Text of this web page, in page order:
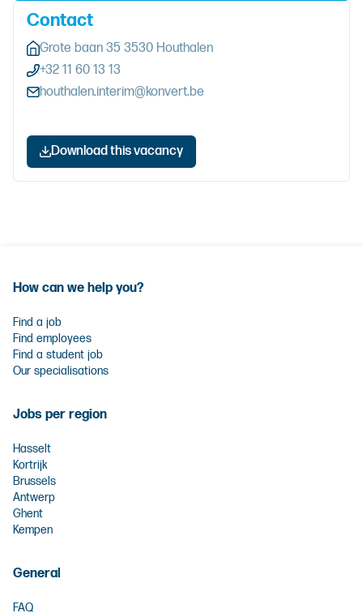
Contact
Grote baan 35 3530 Houthalen
+32 11 60 13 13
houthalen.interim@konvert.be
Download this vacancy
How can we help you?
Find a job
Find employees
Find a student job
Our specialisations
Jobs per region
Hasselt
Kortrijk
Brussels
Antwerp
Ghent
Kempen
General
FAQ